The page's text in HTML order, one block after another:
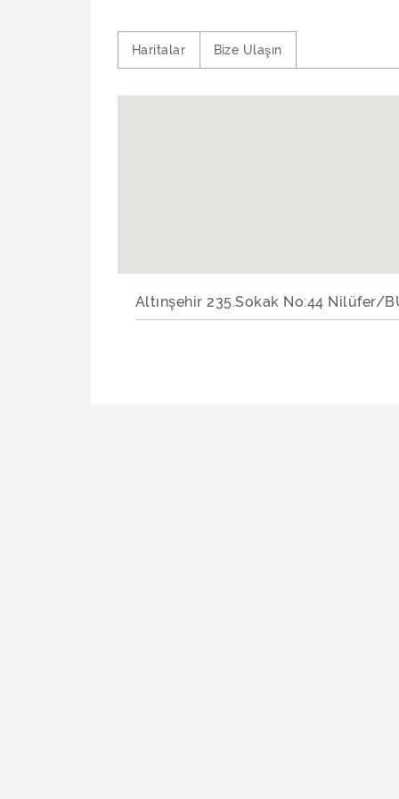
Haritalar Bize Ulaşın
Altınşehir 235.Sokak No:44 Nilüfer/